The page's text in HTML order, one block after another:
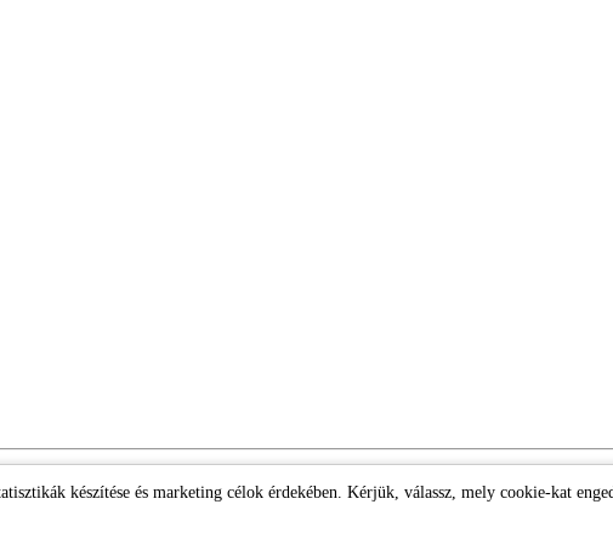
készítése és marketing célok érdekében. Kérjük, válassz, mely cookie-kat